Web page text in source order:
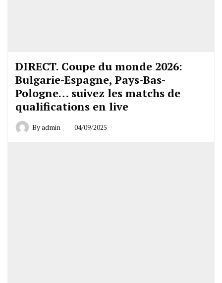
DIRECT. Coupe du monde 2026:
Bulgarie-Espagne, Pays-Bas-
Pologne… suivez les matchs de
qualifications en live
Byadmin 04/09/2025